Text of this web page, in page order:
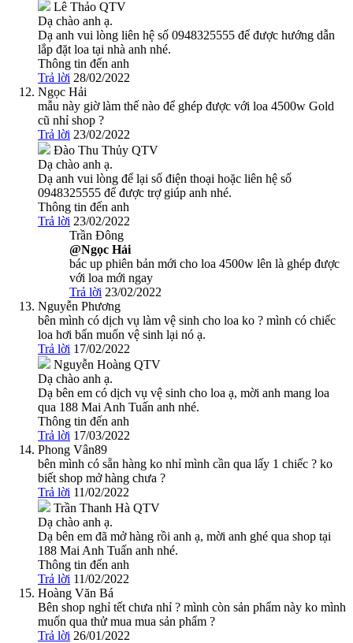
Lê Thảo QTV
Dạ chào anh ạ.
Dạ anh vui lòng liên hệ số 0948325555 để được hướng dẫn
lắp đặt loa tại nhà anh nhé.
Thông tin đến anh
Trả lời 28/02/2022
Ngọc Hải
mẫu này giờ làm thế nào để ghép được với loa 4500w Gold
cũ nhỉ shop ?
Trả lời 23/02/2022
Đào Thu Thủy QTV
Dạ chào anh ạ.
Dạ anh vui lòng để lại số điện thoại hoặc liên hệ số
0948325555 để được trợ giúp anh nhé.
Thông tin đến anh
Trả lời 23/02/2022
Trần Đông
@Ngọc Hải
bác up phiên bản mới cho loa 4500w lên là ghép được
với loa mới ngay
Trả lời 23/02/2022
Nguyễn Phương
bên mình có dịch vụ làm vệ sinh cho loa ko ? mình có chiếc
loa hơi bẩn muốn vệ sinh lại nó ạ.
Trả lời 17/02/2022
Nguyễn Hoàng QTV
Dạ chào anh ạ.
Dạ bên em có dịch vụ vệ sinh cho loa ạ, mời anh mang loa
qua 188 Mai Anh Tuấn anh nhé.
Thông tin đến anh
Trả lời 17/03/2022
Phong Vân89
bên mình có sẵn hàng ko nhỉ mình cần qua lấy 1 chiếc ? ko
biết shop mở hàng chưa ?
Trả lời 11/02/2022
Trần Thanh Hà QTV
Dạ chào anh ạ.
Dạ bên em đã mở hàng rồi anh ạ, mời anh ghé qua shop tại
188 Mai Anh Tuấn anh nhé.
Thông tin đến anh
Trả lời 11/02/2022
Hoàng Văn Bá
Bên shop nghỉ tết chưa nhỉ ? mình còn sản phẩm này ko mình
muốn qua thử mua mua sản phẩm ?
Trả lời 26/01/2022